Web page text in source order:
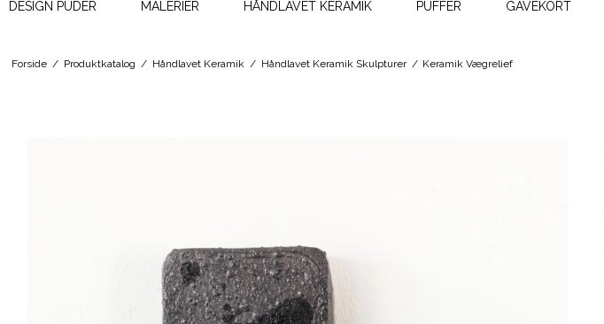
DESIGN PUDER MALERIER HÅNDLAVET KERAMIK PUFFER GAVEKORT
Forside / Produktkatalog / Håndlavet Keramik / Håndlavet Keramik Skulpturer / Keramik Vægrelief